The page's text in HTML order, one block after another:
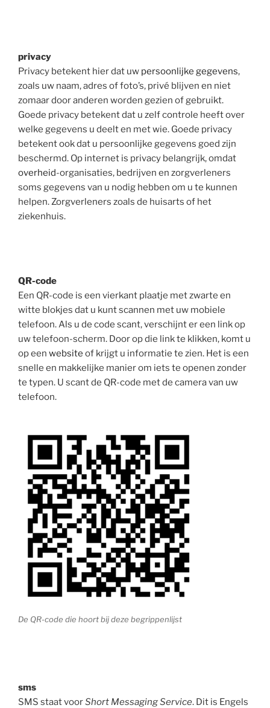
privacy
Privacy betekent hier dat uw persoonlijke gegevens,
zoals uw naam, adres of foto’s, privé blijven en niet
zomaar door anderen worden gezien of gebruikt.
Goede privacy betekent dat u zelf controle heeft over
welke gegevens u deelt en met wie. Goede privacy
betekent ook dat u persoonlijke gegevens goed zijn
beschermd. Op internet is privacy belangrijk, omdat
overheid-organisaties, bedrijven en zorgverleners
soms gegevens van u nodig hebben om u te kunnen
helpen. Zorgverleners zoals de huisarts of het
ziekenhuis.
QR-code
Een QR-code is een vierkant plaatje met zwarte en
witte blokjes dat u kunt scannen met uw mobiele
telefoon. Als u de code scant, verschijnt er een link op
uw telefoon-scherm. Door op die link te klikken, komt u
op een website of krijgt u informatie te zien. Het is een
snelle en makkelijke manier om iets te openen zonder
te typen. U scant de QR-code met de camera van uw
telefoon.
De QR-code die hoort bij deze begrippenlijst
sms
SMS staat voorShort Messaging Service. Dit is Engels